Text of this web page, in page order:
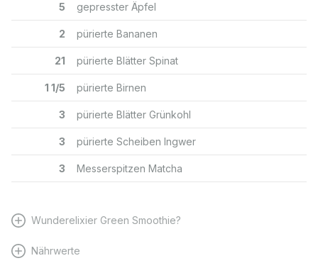
5 gepresster Äpfel
2 pürierte Bananen
21 pürierte Blätter Spinat
1 1/5 pürierte Birnen
3 pürierte Blätter Grünkohl
3 pürierte Scheiben Ingwer
3 Messerspitzen Matcha
Wunderelixier Green Smoothie?
Nährwerte